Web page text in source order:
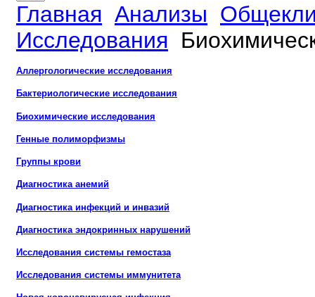
Главная Анализы
Исследования
Аллергологические исследования
Бактериологические исследования
Биохимические исследования
Генные полиморфизмы
Группы крови
Диагностика анемий
Диагностика инфекций и инвазий
Диагностика эндокринных нарушений
Исследования системы гемостаза
Исследования системы иммунитета